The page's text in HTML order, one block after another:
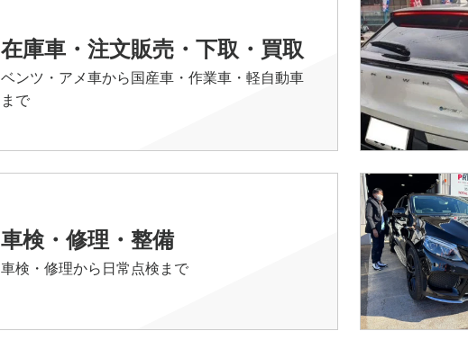
在庫車・注文販売・下取・買取
ベンツ・アメ車から国産車・作業車・軽自動車
まで
車検・修理・整備
車検・修理から日常点検まで